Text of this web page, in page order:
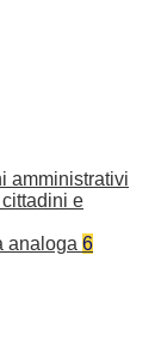
amministrativi
e
analoga 6